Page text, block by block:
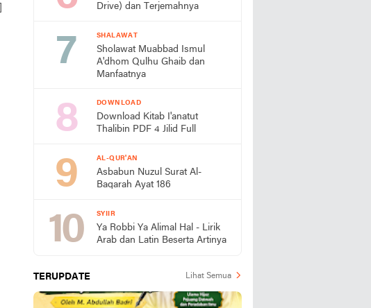
Drive) dan Terjemahnya
SHALAWAT
Sholawat Muabbad Ismul
A'dhom Qulhu Ghaib dan
Manfaatnya
DOWNLOAD
Download Kitab I'anatut
Thalibin PDF 4 Jilid Full
AL-QUR'AN
Asbabun Nuzul Surat Al-
Baqarah Ayat 186
SYIIR
Ya Robbi Ya Alimal Hal - Lirik
Arab dan Latin Beserta Artinya
TERUPDATE Lihat Semua